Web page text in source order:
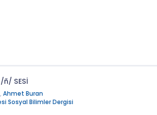
/ñ/ SESİ
, Ahmet Buran
Sosyal Bilimler Dergisi